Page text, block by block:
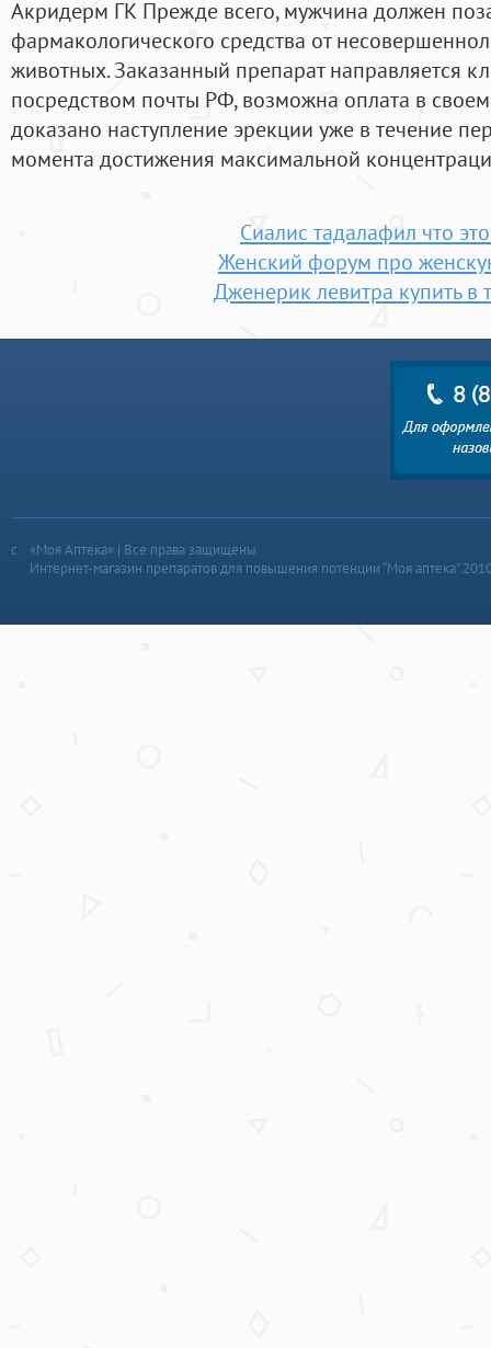
Акридерм ГК Прежде всего, мужчина должен
фармакологического средства от
животных. Заказанный препарат направляется
посредством почты РФ, возможна оплата в
доказано наступление эрекции уже в течение
момента достижения максимальной
Сиалис тадалафил что
Женский форум про
Дженерик левитра купить в
«Моя Аптека» | Все права защищены
Интернет-магазин препаратов для повышения потенции “Моя аптека”